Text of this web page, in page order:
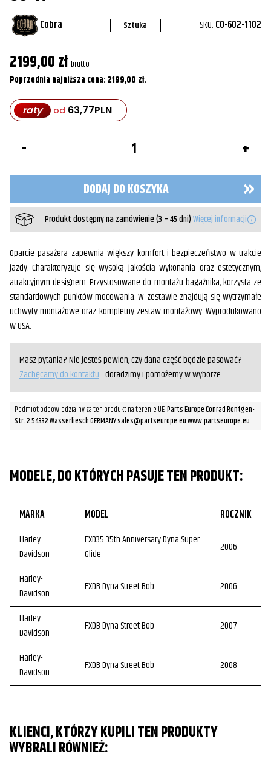
Cobra Sztuka SKU: CO-602-1102
2199,00zł brutto
Poprzednia najniższa cena: 2199,00 zł.
raty od 63,77PLN
DYNA
17
DODAJ DO KOSZYKA
Produkt dostępny na zamówienie (3 – 45 dni)Więcej informacji
Oparcie pasażera zapewnia większy komfort i bezpieczeństwo w trakcie
jazdy. Charakteryzuje się wysoką jakością wykonania oraz estetycznym,
atrakcyjnym designem. Przystosowane do montażu bagażnika, korzysta ze
standardowych punktów mocowania. W zestawie znajdują się wytrzymałe
uchwyty montażowe oraz kompletny zestaw montażowy. Wyprodukowano
w USA.
Masz pytania? Nie jesteś pewien, czy dana część będzie pasować?
Zachęcamy do kontaktu- doradzimy i pomożemy w wyborze.
Podmiot odpowiedzialny za ten produkt na terenie UE:Parts Europe Conrad Röntgen-
Str. 2 54332 Wasserliesch GERMANY sales@partseurope.eu www.partseurope.eu
MODELE, DO KTÓRYCH PASUJE TEN PRODUKT:
MARKA MODEL
ROCZNIK
Harley-
Davidson
FXD35 35th Anniversary Dyna Super
Glide
2006
Harley-
Davidson
FXDB Dyna Street Bob 2006
Harley-
Davidson
FXDB Dyna Street Bob 2007
Harley-
Davidson
FXDB Dyna Street Bob 2008
Harley-
Davidson
FXDB Dyna Street Bob
KLIENCI, KTÓRZY KUPILI TEN PRODUKTY
WYBRALI RÓWNIEŻ: